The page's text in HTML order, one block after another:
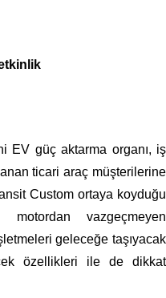
EV güç aktarma organı, iş
ticari araç müşterilerine
Custom ortaya koyduğu
vazgeçmeyen
geleceğe taşıyacak
özellikleri ile de dikkat